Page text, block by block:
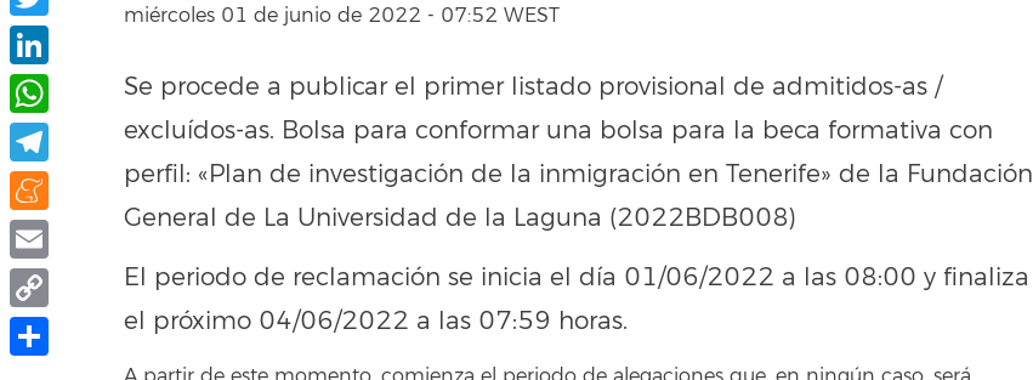
miércoles 01 de junio de 2022 - 07:52 WEST
Se procede a publicar el primer listado provisional de admitidos-as /
excluídos-as. Bolsa para conformar una bolsa para la beca formativa con
perfil: «Plan de investigación de la inmigración en Tenerife» de la Fundación
General de La Universidad de la Laguna (2022BDB008)
El periodo de reclamación se inicia el día 01/06/2022 a las 08:00 y finaliza
el próximo 04/06/2022 a las 07:59 horas.
Twitter
LinkedIn
WhatsApp
Telegram
Meneame
Email
Copy